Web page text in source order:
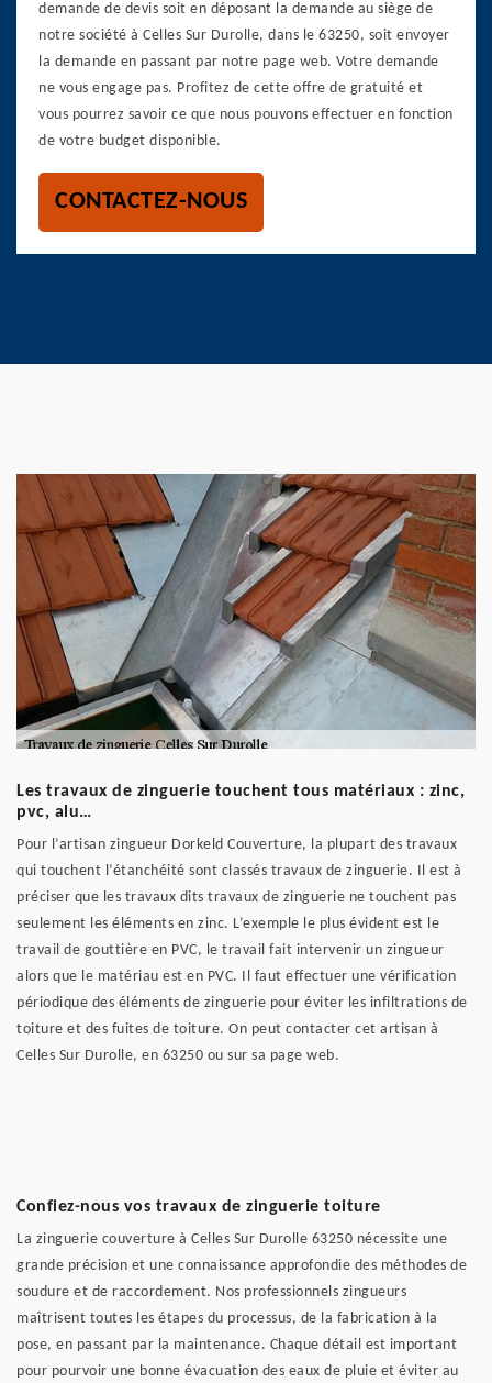
demande de devis soit en déposant la demande au siège de
notre société à Celles Sur Durolle, dans le 63250, soit envoyer
la demande en passant par notre page web. Votre demande
ne vous engage pas. Profitez de cette offre de gratuité et
vous pourrez savoir ce que nous pouvons effectuer en fonction
de votre budget disponible.
CONTACTEZ-NOUS
Les travaux de zinguerie touchent tous matériaux : zinc,
pvc, alu…
Pour l’artisan zingueur Dorkeld Couverture, la plupart des travaux
qui touchent l’étanchéité sont classés travaux de zinguerie. Il est à
préciser que les travaux dits travaux de zinguerie ne touchent pas
seulement les éléments en zinc. L’exemple le plus évident est le
travail de gouttière en PVC, le travail fait intervenir un zingueur
alors que le matériau est en PVC. Il faut effectuer une vérification
périodique des éléments de zinguerie pour éviter les infiltrations de
toiture et des fuites de toiture. On peut contacter cet artisan à
Celles Sur Durolle, en 63250 ou sur sa page web.
Confiez-nous vos travaux de zinguerie toiture
La zinguerie couverture à Celles Sur Durolle 63250 nécessite une
grande précision et une connaissance approfondie des méthodes de
soudure et de raccordement. Nos professionnels zingueurs
maîtrisent toutes les étapes du processus, de la fabrication à la
pose, en passant par la maintenance. Chaque détail est important
pour pourvoir une bonne évacuation des eaux de pluie et éviter au